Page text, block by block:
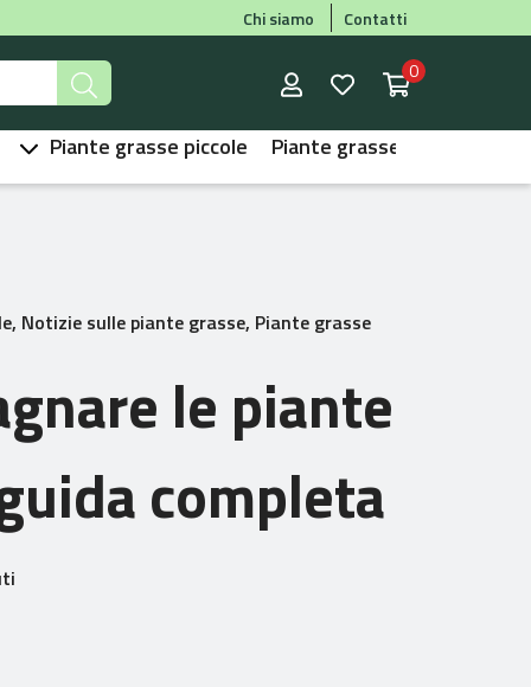
Piante grasse piccole Piante grasse speciali
0
Chi siamo Contatti
, Notizie sulle piante grasse, Piante grasse
le piante
completa